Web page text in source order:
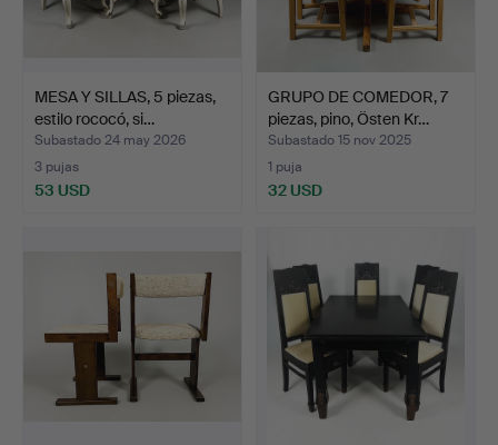
MESA Y SILLAS, 5 piezas,
estilo rococó, si…
Subastado 24 may 2026
3 pujas
53 USD
GRUPO DE COMEDOR, 7
piezas, pino, Östen Kr…
Subastado 15 nov 2025
1 puja
32 USD